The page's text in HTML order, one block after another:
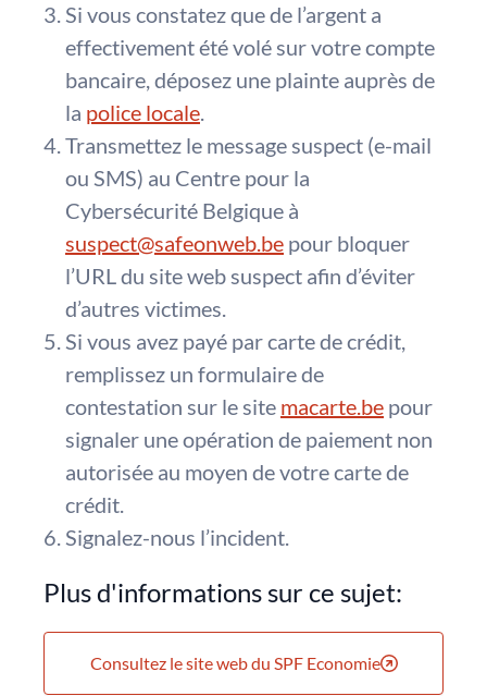
Si vous constatez que de l’argent a
effectivement été volé sur votre compte
bancaire, déposez une plainte auprès de
la police locale.
Transmettez le message suspect (e-mail
ou SMS) au Centre pour la
Cybersécurité Belgique à
suspect@safeonweb.be pour bloquer
l’URL du site web suspect afin d’éviter
d’autres victimes.
Si vous avez payé par carte de crédit,
remplissez un formulaire de
contestation sur le site macarte.be pour
signaler une opération de paiement non
autorisée au moyen de votre carte de
crédit.
Signalez-nous l’incident.
Plus d'informations sur ce sujet:
Consultez le site web du SPF Economie